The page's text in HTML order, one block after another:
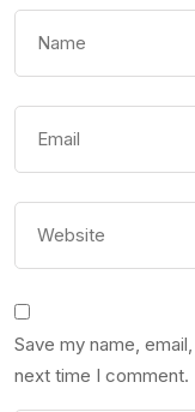
Save my name,
next time I comment.